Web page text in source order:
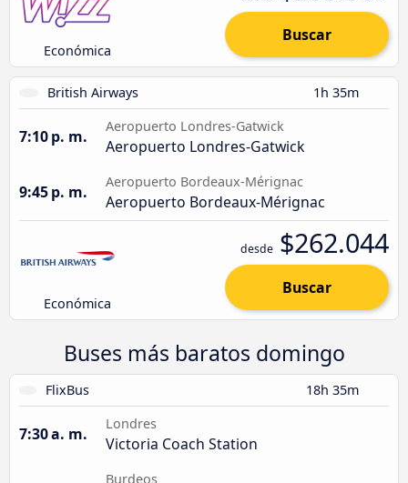
Económica
Buscar
British Airways 1h 35m
7:10 p. m.
Aeropuerto Londres-Gatwick
Aeropuerto Londres-Gatwick
9:45 p. m.
Aeropuerto Bordeaux-Mérignac
Aeropuerto Bordeaux-Mérignac
Económica
desde $262.044
Buscar
Buses más baratos domingo
FlixBus 18h 35m
7:30 a. m.
Londres
Victoria Coach Station
Burdeos